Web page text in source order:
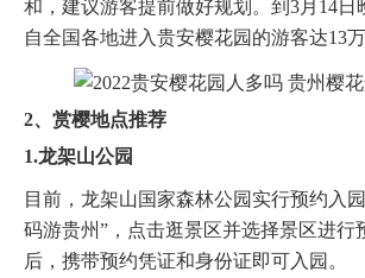
和，建议游客提前做好规划。到3月14日
自全国各地进入贵安樱花园的游客达13万
2、赏樱地点推荐
1.龙架山公园
目前，龙架山国家森林公园实行预约入
码游贵州”，点击逛景区并选择景区进行
后，携带预约凭证和身份证即可入园。